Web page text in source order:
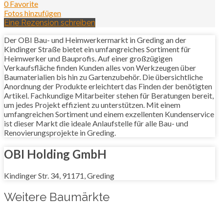
0 Favorite
Fotos hinzufügen
Eine Rezension schreiben
Der OBI Bau- und Heimwerkermarkt in Greding an der
Kindinger Straße bietet ein umfangreiches Sortiment für
Heimwerker und Bauprofis. Auf einer großzügigen
Verkaufsfläche finden Kunden alles von Werkzeugen über
Baumaterialien bis hin zu Gartenzubehör. Die übersichtliche
Anordnung der Produkte erleichtert das Finden der benötigten
Artikel. Fachkundige Mitarbeiter stehen für Beratungen bereit,
um jedes Projekt effizient zu unterstützen. Mit einem
umfangreichen Sortiment und einem exzellenten Kundenservice
ist dieser Markt die ideale Anlaufstelle für alle Bau- und
Renovierungsprojekte in Greding.
OBI Holding GmbH
Kindinger Str. 34, 91171, Greding
Weitere Baumärkte